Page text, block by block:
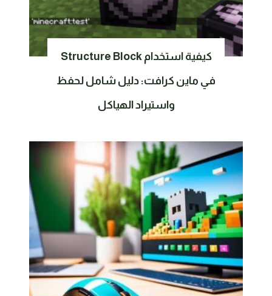
كيفية استخدام Structure Block
في ماين كرافت: دليل شامل لحفظ
واستيراد الهياكل